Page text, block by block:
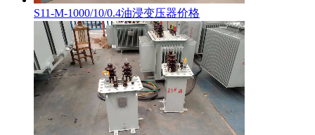
S11-M-1000/10/0.4油浸变压器价格